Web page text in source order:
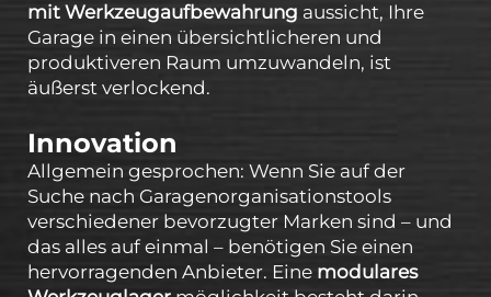
mit Werkzeugaufbewahrung aussicht, Ihre
Garage in einen übersichtlicheren und
produktiveren Raum umzuwandeln, ist
äußerst verlockend.
Innovation
Allgemein gesprochen: Wenn Sie auf der
Suche nach Garagenorganisationstools
verschiedener bevorzugter Marken sind – und
das alles auf einmal – benötigen Sie einen
hervorragenden Anbieter. Eine modulares